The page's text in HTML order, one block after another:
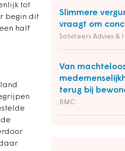
tot
begin dit
half
Slimmere
vraagt om
Solviteers Advies
Van
terug bij
BMC